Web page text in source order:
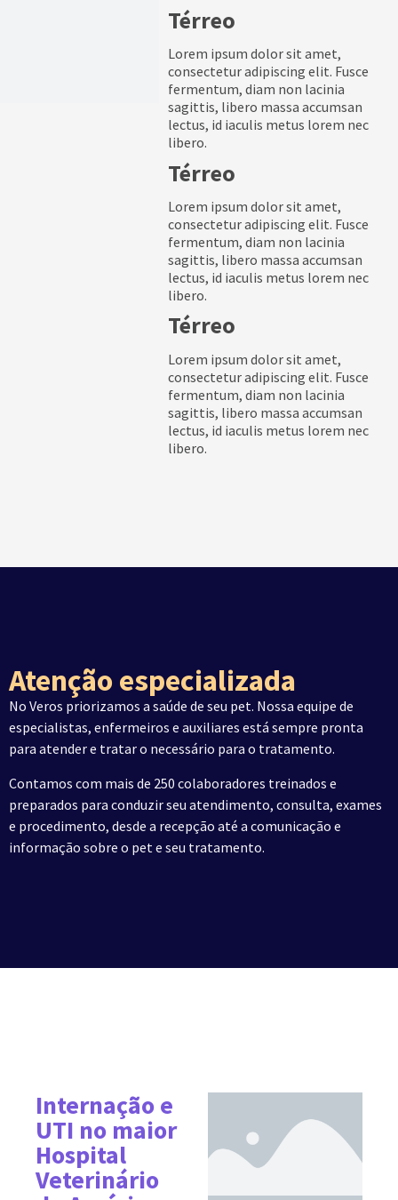
Térreo
Lorem ipsum dolor sit amet,
consectetur adipiscing elit. Fusce
fermentum, diam non lacinia
sagittis, libero massa accumsan
lectus, id iaculis metus lorem nec
libero.
Térreo
Lorem ipsum dolor sit amet,
consectetur adipiscing elit. Fusce
fermentum, diam non lacinia
sagittis, libero massa accumsan
lectus, id iaculis metus lorem nec
libero.
Térreo
Lorem ipsum dolor sit amet,
consectetur adipiscing elit. Fusce
fermentum, diam non lacinia
sagittis, libero massa accumsan
lectus, id iaculis metus lorem nec
libero.
Atenção especializada
No Veros priorizamos a saúde de seu pet. Nossa equipe de
especialistas, enfermeiros e auxiliares está sempre pronta
para atender e tratar o necessário para o tratamento.
Contamos com mais de 250 colaboradores treinados e
preparados para conduzir seu atendimento, consulta, exames
e procedimento, desde a recepção até a comunicação e
informação sobre o pet e seu tratamento.
Internação e
UTI no maior
Hospital
Veterinário